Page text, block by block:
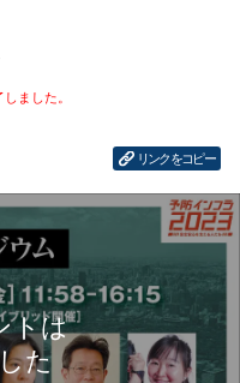
リンクをコピー